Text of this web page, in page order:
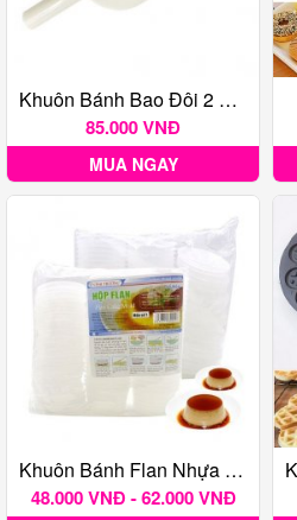
Khuôn Bánh Bao Đôi 2 Bánh 4.5cm Và 6cm
85.000 VNĐ
MUA NGAY
Khuôn Bánh Flan Nhựa Vĩnh Trường Kèm Nắp
48.000 VNĐ - 62.000 VNĐ